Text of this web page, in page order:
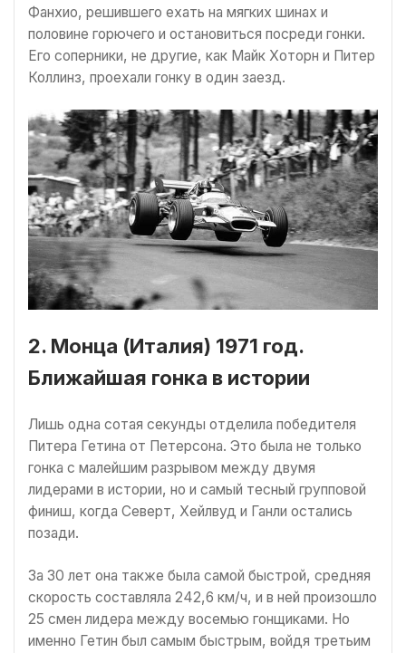
Фанхио, решившего ехать на мягких шинах и
половине горючего и остановиться посреди гонки.
Его соперники, не другие, как Майк Хоторн и Питер
Коллинз, проехали гонку в один заезд.
2. Монца (Италия) 1971 год.
Ближайшая гонка в истории
Лишь одна сотая секунды отделила победителя
Питера Гетина от Петерсона. Это была не только
гонка с малейшим разрывом между двумя
лидерами в истории, но и самый тесный групповой
финиш, когда Северт, Хейлвуд и Ганли остались
позади.
За 30 лет она также была самой быстрой, средняя
скорость составляла 242,6 км/ч, и в ней произошло
25 смен лидера между восемью гонщиками. Но
именно Гетин был самым быстрым, войдя третьим